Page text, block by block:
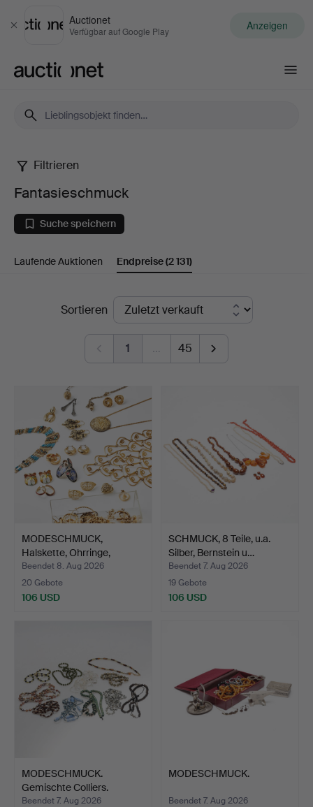
Schließen
Auctionet
Verfügbar auf Google Play Anzeigen
Fantasieschmuck
Filtrieren
Fantasieschmuck
Suche speichern
Laufende Auktionen Endpreise(2 131)
EndpreiseSortieren
1 … 45
MODESCHMUCK,
Halskette, Ohrringe,
Anhänger…
Beendet 8. Aug 2026
20 Gebote
106 USD
SCHMUCK, 8 Teile, u.a.
Silber, Bernstein u…
Beendet 7. Aug 2026
19 Gebote
106 USD
MODESCHMUCK.
Gemischte Colliers.
Beendet 7. Aug 2026
MODESCHMUCK.
Beendet 7. Aug 2026